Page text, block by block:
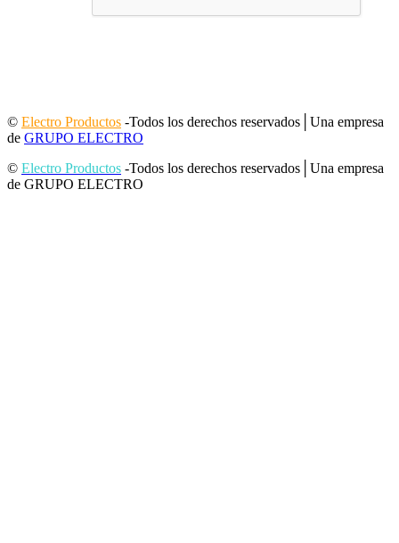
© Electro Productos -Todos los derechos reservados│Una empresa
de GRUPO ELECTRO
© Electro Productos -Todos los derechos reservados│Una empresa
de GRUPO ELECTRO